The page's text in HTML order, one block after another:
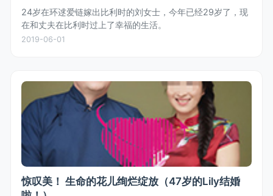
24岁在环逑爱链嫁出比利时的刘女士，今年已经29岁了，现
在和丈夫在比利时过上了幸福的生活。
2019-06-01
惊叹美！ 生命的花儿绚烂绽放（47岁的Lily结婚